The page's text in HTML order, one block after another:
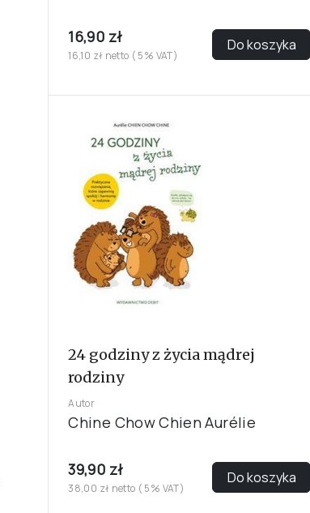
16,90 zł
16,10 zł netto ( 5% VAT)
Do koszyka
24 godziny z życia mądrej
rodziny
Autor
Chine Chow Chien Aurélie
39,90 zł
38,00 zł netto ( 5% VAT)
Do koszyka